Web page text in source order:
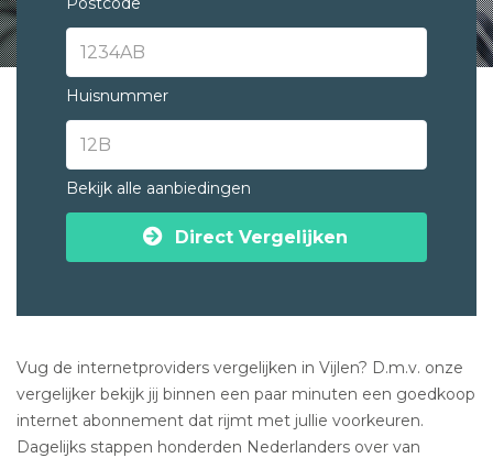
Huisnummer
Bekijk alle aanbiedingen
Direct Vergelijken
Vug de internetproviders vergelijken in Vijlen? D.m.v. onze
vergelijker bekijk jij binnen een paar minuten een goedkoop
internet abonnement dat rijmt met jullie voorkeuren.
Dagelijks stappen honderden Nederlanders over van